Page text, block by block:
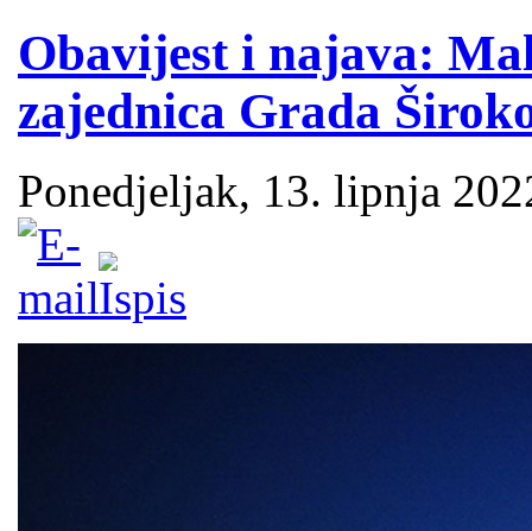
Obavijest i najava:
zajednica Grada
Ponedjeljak, 13. lipnja